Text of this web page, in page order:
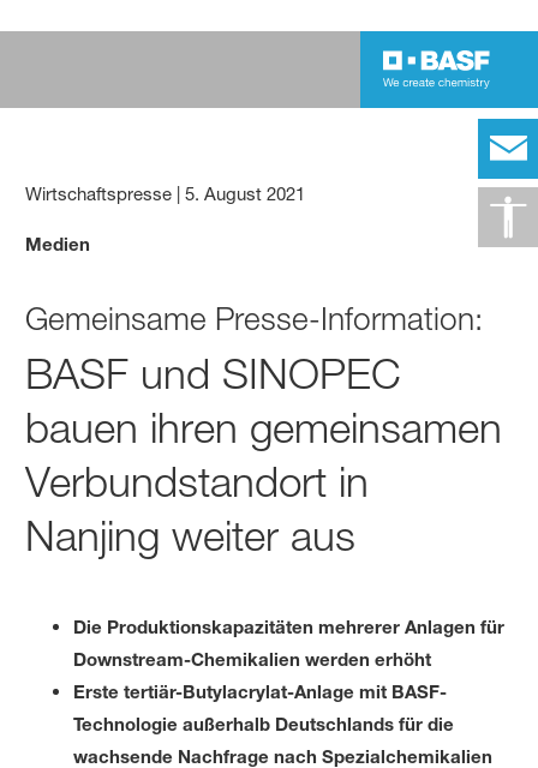
Wirtschaftspresse |5. August 2021
Medien
Gemeinsame Presse-Information:
BASF und SINOPEC
bauen ihren gemeinsamen
Verbundstandort in
Nanjing weiter aus
Die Produktionskapazitäten mehrerer Anlagen für
Downstream-Chemikalien werden erhöht
Erste tertiär-Butylacrylat-Anlage mit BASF-
Technologie außerhalb Deutschlands für die
wachsende Nachfrage nach Spezialchemikalien